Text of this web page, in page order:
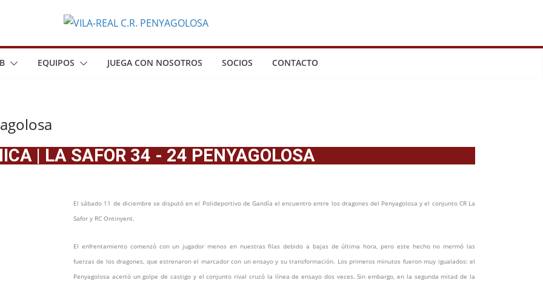
EQUIPOS JUEGA CON NOSOTROS SOCIOS CONTACTO
| LA SAFOR 34 - 24 PENYAGOLOSA
El sábado 11 de diciembre se disputó en el Polideportivo de Gandía el encuentro entre los dragones del Penyagolosa y el conjunto CR La
Safor y RC Ontinyent.
El enfrentamiento comenzó con un jugador menos en nuestras filas debido a bajas de última hora, pero este hecho no mermó las
fuerzas de los dragones, que estrenaron el marcador con un ensayo y su transformación. Los primeros minutos fueron muy igualados: el
Penyagolosa acertó un golpe de castigo y el conjunto rival cruzó la línea de ensayo dos veces. Sin embargo, en la segunda mitad de la